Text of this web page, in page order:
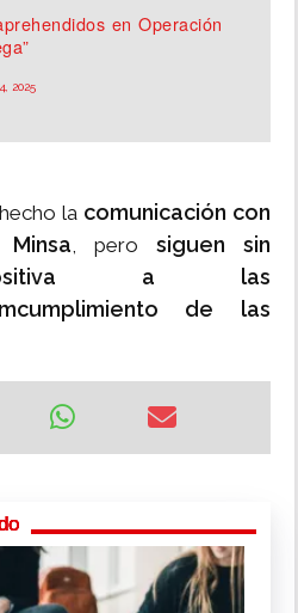
en Operación
2025
la comunicación con
, pero siguen sin
a las
de las